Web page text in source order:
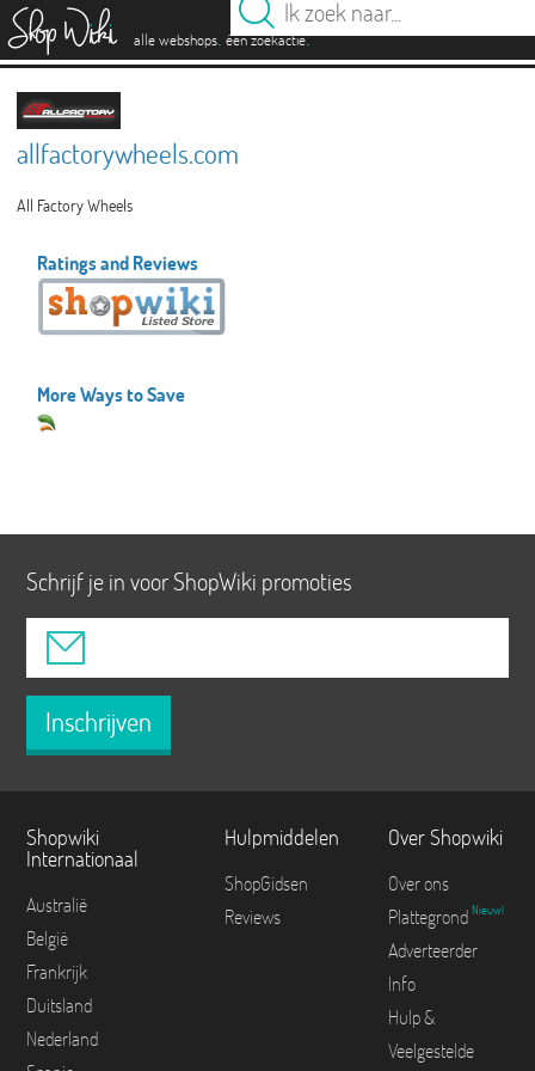
alle webshops. één zoekactie.
allfactorywheels.com
All Factory Wheels
Ratings and Reviews
More Ways to Save
Schrijf je in voor ShopWiki promoties
Inschrijven
Shopwiki
Internationaal
Australië
België
Frankrijk
Duitsland
Nederland
Hulpmiddelen
ShopGidsen
Reviews
Over Shopwiki
Over ons
Plattegrond Nieuw!
Adverteerder
Info
Hulp &
Veelgestelde